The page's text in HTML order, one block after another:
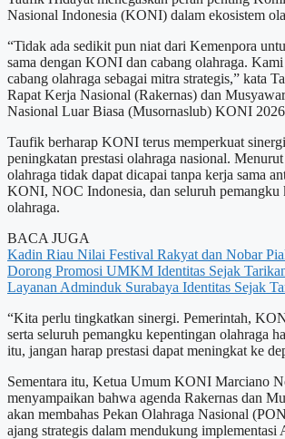
Nasional Indonesia (KONI) dalam ekosistem
“Tidak ada sedikit pun niat dari Kemenpora
sama dengan KONI dan cabang olahraga.
cabang olahraga sebagai mitra strategis,” kata
Rapat Kerja Nasional (Rakernas) dan
Nasional Luar Biasa (Musornaslub) KONI
Taufik berharap KONI terus memperkuat
peningkatan prestasi olahraga nasional.
olahraga tidak dapat dicapai tanpa kerja sama
KONI, NOC Indonesia, dan seluruh pemangku
olahraga.
BACA JUGA
Kadin Riau Nilai Festival Rakyat dan Nobar
Dorong Promosi UMKM Identitas Sejak
Layanan Adminduk Surabaya Identitas Sejak
“Kita perlu tingkatkan sinergi. Pemerintah,
serta seluruh pemangku kepentingan olahraga
itu, jangan harap prestasi dapat meningkat ke
Sementara itu, Ketua Umum KONI Marciano
menyampaikan bahwa agenda Rakernas dan
akan membahas Pekan Olahraga Nasional
ajang strategis dalam mendukung implementasi